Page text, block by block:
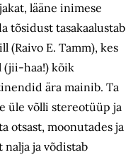
lääne inimese
tõsidust tasakaalustab
(Raivo E. Tamm), kes
(jii-haa!) kõik
ära mainib. Ta
üle võlli stereotüüp ja
otsast, moonutades ja
ja võdistab